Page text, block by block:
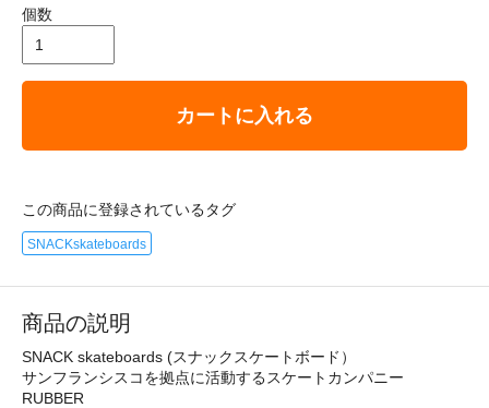
個数
カートに入れる
この商品に登録されているタグ
SNACKskateboards
商品の説明
SNACK skateboards (スナックスケートボード）
サンフランシスコを拠点に活動するスケートカンパニー
RUBBER